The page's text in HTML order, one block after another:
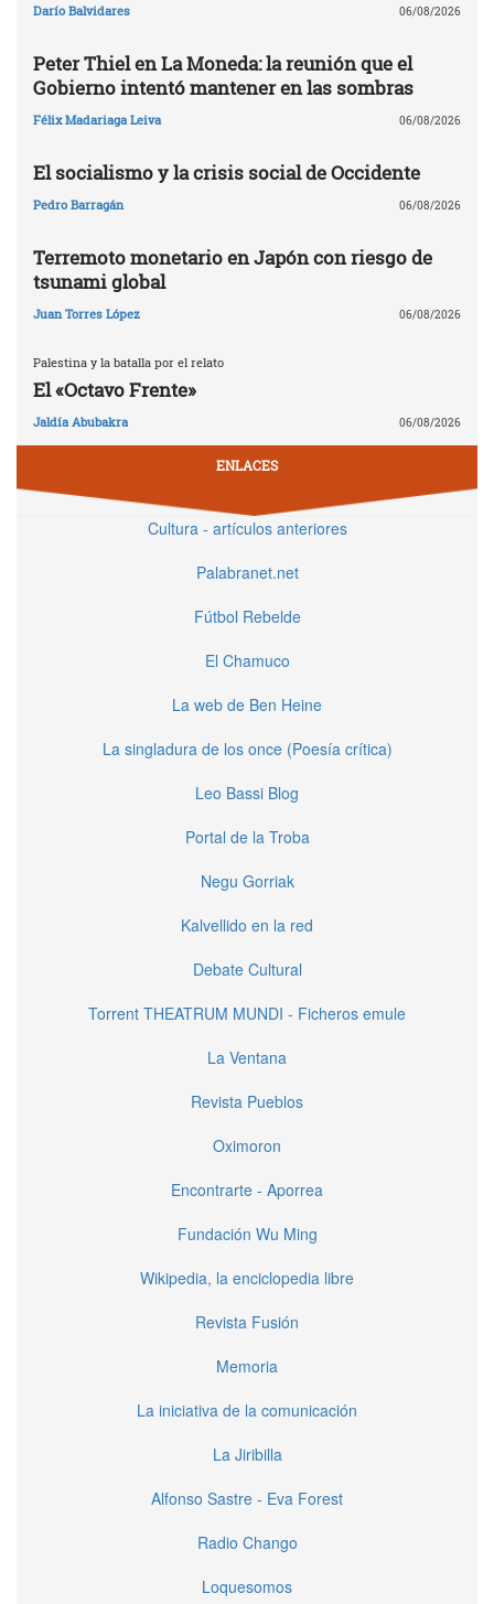
Darío Balvidares 06/08/2026
Peter Thiel en La Moneda: la reunión que el
Gobierno intentó mantener en las sombras
Félix Madariaga Leiva 06/08/2026
El socialismo y la crisis social de Occidente
Pedro Barragán 06/08/2026
Terremoto monetario en Japón con riesgo de
tsunami global
Juan Torres López 06/08/2026
Palestina y la batalla por el relato
El «Octavo Frente»
Jaldía Abubakra 06/08/2026
ENLACES
Cultura - artículos anteriores
Palabranet.net
Fútbol Rebelde
El Chamuco
La web de Ben Heine
La singladura de los once (Poesía crítica)
Leo Bassi Blog
Portal de la Troba
Negu Gorriak
Kalvellido en la red
Debate Cultural
Torrent THEATRUM MUNDI - Ficheros emule
La Ventana
Revista Pueblos
Oximoron
Encontrarte - Aporrea
Fundación Wu Ming
Wikipedia, la enciclopedia libre
Revista Fusión
Memoria
La iniciativa de la comunicación
La Jiribilla
Alfonso Sastre - Eva Forest
Radio Chango
Loquesomos